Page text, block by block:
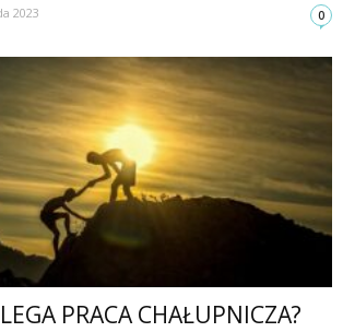
2023 0
PRACA CHAŁUPNICZA?